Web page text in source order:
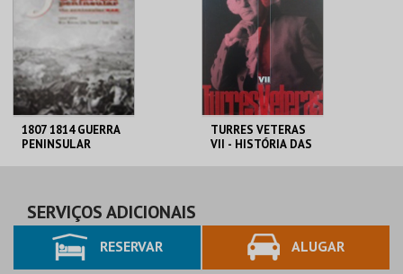
MAIS INFO
COMPRAR
MAIS INFO
COMPRAR
1807 1814 GUERRA
PENINSULAR
MAIS INFO
TURRES VETERAS
VII - HISTÓRIA DAS
MAIS INFO
SERVIÇOS ADICIONAIS
RESERVAR ALUGAR